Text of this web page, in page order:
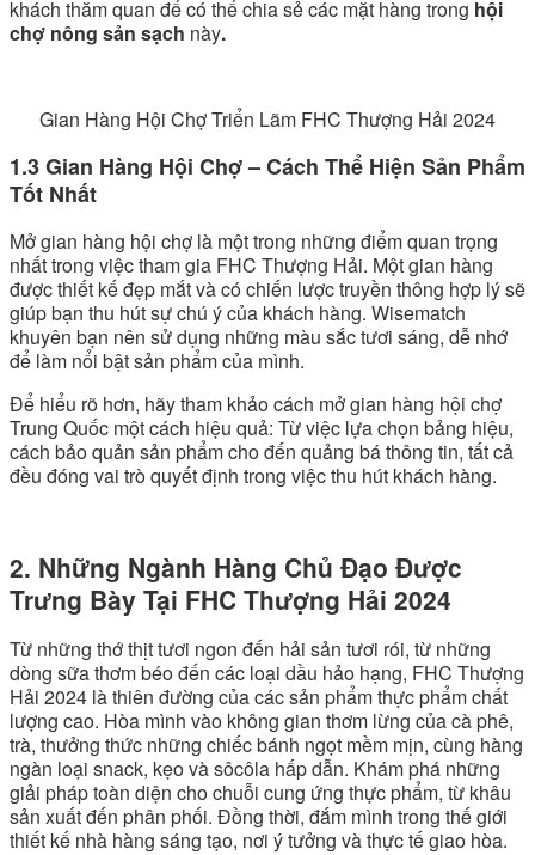
khách thăm quan để có thể chia sẻ các mặt hàng trong hội
chợ nông sản sạch này.
Gian Hàng Hội Chợ Triển Lãm FHC Thượng Hải 2024
1.3 Gian Hàng Hội Chợ – Cách Thể Hiện Sản Phẩm
Tốt Nhất
Mở gian hàng hội chợ là một trong những điểm quan trọng
nhất trong việc tham gia FHC Thượng Hải. Một gian hàng
được thiết kế đẹp mắt và có chiến lược truyền thông hợp lý sẽ
giúp bạn thu hút sự chú ý của khách hàng. Wisematch
khuyên bạn nên sử dụng những màu sắc tươi sáng, dễ nhớ
để làm nổi bật sản phẩm của mình.
Để hiểu rõ hơn, hãy tham khảo cách mở gian hàng hội chợ
Trung Quốc một cách hiệu quả: Từ việc lựa chọn bảng hiệu,
cách bảo quản sản phẩm cho đến quảng bá thông tin, tất cả
đều đóng vai trò quyết định trong việc thu hút khách hàng.
2. Những Ngành Hàng Chủ Đạo Được
Trưng Bày Tại FHC Thượng Hải 2024
Từ những thớ thịt tươi ngon đến hải sản tươi rói, từ những
dòng sữa thơm béo đến các loại dầu hảo hạng, FHC Thượng
Hải 2024 là thiên đường của các sản phẩm thực phẩm chất
lượng cao. Hòa mình vào không gian thơm lừng của cà phê,
trà, thưởng thức những chiếc bánh ngọt mềm mịn, cùng hàng
ngàn loại snack, kẹo và sôcôla hấp dẫn. Khám phá những
giải pháp toàn diện cho chuỗi cung ứng thực phẩm, từ khâu
sản xuất đến phân phối. Đồng thời, đắm mình trong thế giới
thiết kế nhà hàng sáng tạo, nơi ý tưởng và thực tế giao hòa.